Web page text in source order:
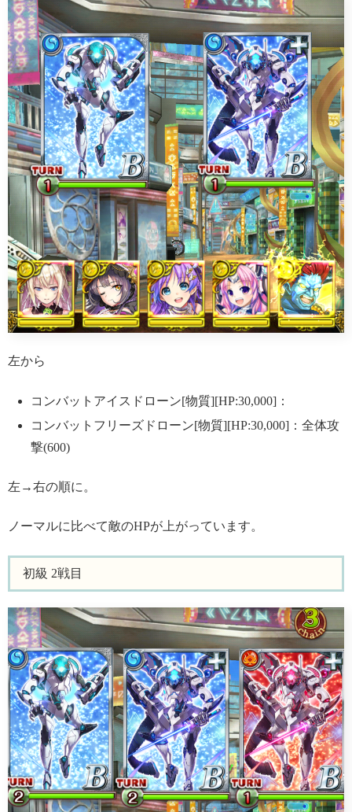
左から
コンバットアイスドローン[物質][HP:30,000]：
コンバットフリーズドローン[物質][HP:30,000]：全体攻
撃(600)
左→右の順に。
ノーマルに比べて敵のHPが上がっています。
初級 2戦目